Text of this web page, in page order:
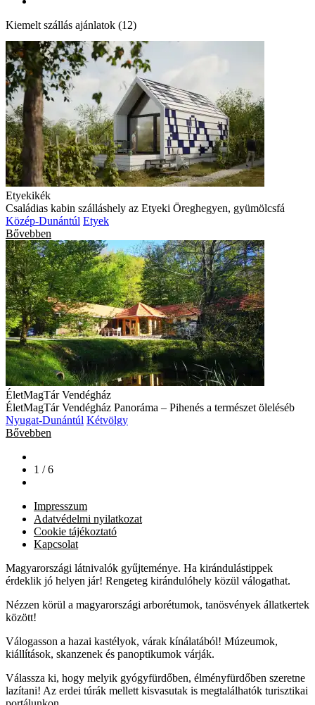
Kiemelt szállás ajánlatok (12)
Etyekikék
Családias kabin szálláshely az Etyeki Öreghegyen, gyümölcsfá
Közép-Dunántúl Etyek
Bővebben
ÉletMagTár Vendégház
ÉletMagTár Vendégház Panoráma – Pihenés a természet öleléséb
Nyugat-Dunántúl Kétvölgy
Bővebben
1 / 6
Impresszum
Adatvédelmi nyilatkozat
Cookie tájékoztató
Kapcsolat
Magyarországi látnivalók gyűjteménye. Ha kirándulástippek
érdeklik jó helyen jár! Rengeteg kirándulóhely közül válogathat.
Nézzen körül a magyarországi arborétumok, tanösvények állatkertek
között!
Válogasson a hazai kastélyok, várak kínálatából! Múzeumok,
kiállítások, skanzenek és panoptikumok várják.
Válassza ki, hogy melyik gyógyfürdőben, élményfürdőben szeretne
lazítani! Az erdei túrák mellett kisvasutak is megtalálhatók turisztikai